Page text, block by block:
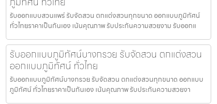
รับออกแบบสวนแพร่ รับจัดสวน ตกแต่งสวนทุกขนาด ออกแบบภูมิทัศน์
ทั่วไทยราคาเป็นกันเอง เน้นคุณภาพ รับประกันความสวยงาม รับออกแ
รับออกแบบภูมิทัศน์บางกรวย รับจัดสวน ตกแต่งสวน
ออกแบบภูมิทัศน์ ทั่วไทย
รับออกแบบภูมิทัศน์บางกรวย รับจัดสวน ตกแต่งสวนทุกขนาด ออกแบบ
ภูมิทัศน์ ทั่วไทยราคาเป็นกันเอง เน้นคุณภาพ รับประกันความสวยงา